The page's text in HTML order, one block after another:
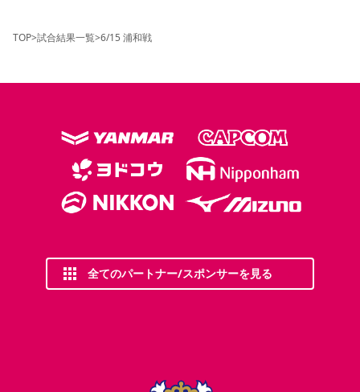
TOP>試合結果一覧>6/15 浦和戦
全てのパートナー/スポンサーを見る